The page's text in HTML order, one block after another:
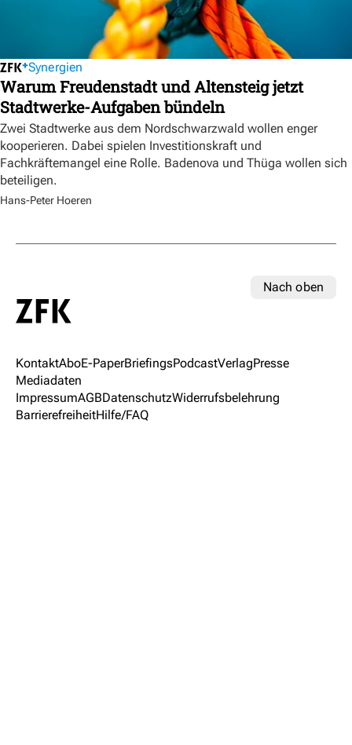
Synergien
Warum Freudenstadt und Altensteig jetzt
Stadtwerke-Aufgaben bündeln
Zwei Stadtwerke aus dem Nordschwarzwald wollen enger
kooperieren. Dabei spielen Investitionskraft und
Fachkräftemangel eine Rolle. Badenova und Thüga wollen sich
beteiligen.
Hans-Peter Hoeren
Nach oben
KontaktAboE-PaperBriefingsPodcastVerlagPresse
Mediadaten
ImpressumAGBDatenschutzWiderrufsbelehrung
BarrierefreiheitHilfe/FAQ